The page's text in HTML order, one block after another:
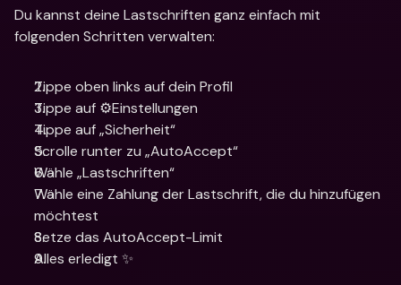
Du kannst deine Lastschriften ganz einfach mit
folgenden Schritten verwalten:
Tippe oben links auf dein Profil
Tippe auf ⚙️Einstellungen
Tippe auf „Sicherheit“
Scrolle runter zu „AutoAccept“
Wähle „Lastschriften“
Wähle eine Zahlung der Lastschrift, die du hinzufügen
möchtest
Setze das AutoAccept-Limit
Alles erledigt ✨